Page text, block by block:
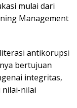
mulai dari
Management
antikorupsi
bertujuan
integritas,
nilai